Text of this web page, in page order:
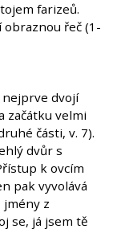
farizeů.
řeč (1-
nejprve dvojí
začátku velmi
části, v. 7).
dvůr s
k ovcím
pak vyvolává
jmény z
se, já jsem tě